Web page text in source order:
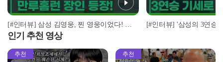
[#인터뷰] 삼성 김영웅, 찐 영웅이었다! 통산 두 번째 만루홈런 폭발 I #베이스볼투나잇 2025.03.25
인기 추천 영상
추천 추천